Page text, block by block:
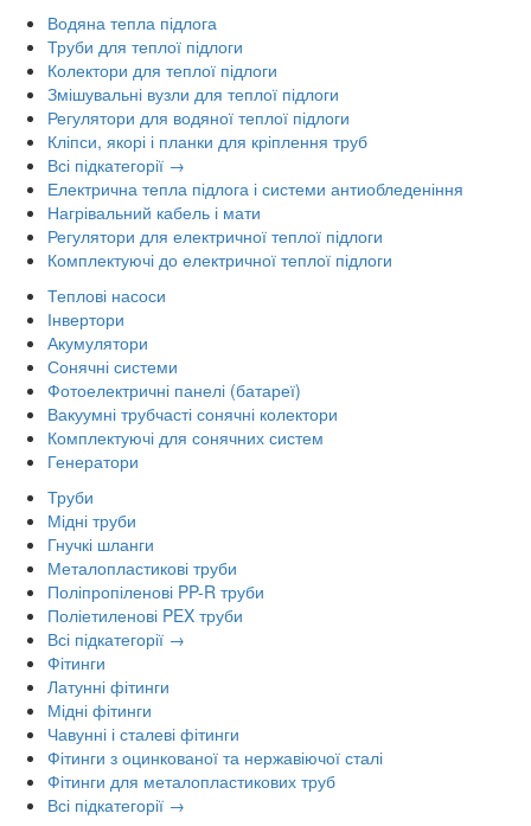
Водяна тепла підлога
Труби для теплої підлоги
Колектори для теплої підлоги
Змішувальні вузли для теплої підлоги
Регулятори для водяної теплої підлоги
Кліпси, якорі і планки для кріплення труб
Всі підкатегорії →
Електрична тепла підлога і системи антиобледеніння
Нагрівальний кабель і мати
Регулятори для електричної теплої підлоги
Комплектуючі до електричної теплої підлоги
Теплові насоси
Інвертори
Акумулятори
Сонячні системи
Фотоелектричні панелі (батареї)
Вакуумні трубчасті сонячні колектори
Комплектуючі для сонячних систем
Генератори
Труби
Мідні труби
Гнучкі шланги
Металопластикові труби
Поліпропіленові PP-R труби
Поліетиленові PEX труби
Всі підкатегорії →
Фітинги
Латунні фітинги
Мідні фітинги
Чавунні і сталеві фітинги
Фітинги з оцинкованої та нержавіючої сталі
Фітинги для металопластикових труб
Всі підкатегорії →